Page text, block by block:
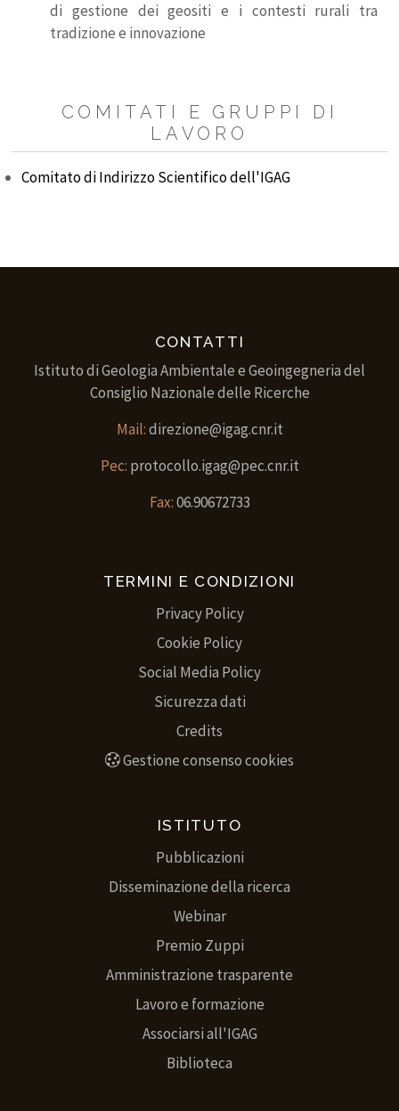
di gestione dei geositi e i contesti rurali tra
tradizione e innovazione
COMITATI E GRUPPI DI
LAVORO
Comitato di Indirizzo Scientifico dell'IGAG
CONTATTI
Istituto di Geologia Ambientale e Geoingegneria del
Consiglio Nazionale delle Ricerche
Mail:direzione@igag.cnr.it
Pec: protocollo.igag@pec.cnr.it
Fax:06.90672733
TERMINI E CONDIZIONI
Privacy Policy
Cookie Policy
Social Media Policy
Sicurezza dati
Credits
Gestione consenso cookies
ISTITUTO
Pubblicazioni
Disseminazione della ricerca
Webinar
Premio Zuppi
Amministrazione trasparente
Lavoro e formazione
Associarsi all'IGAG
Biblioteca